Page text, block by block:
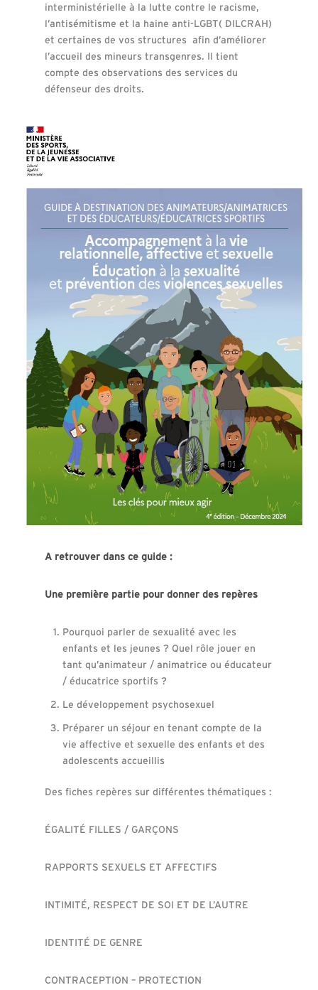
interministérielle à la lutte contre le racisme,
l’antisémitisme et la haine anti-LGBT( DILCRAH)
et certaines de vos structures afin d’améliorer
l’accueil des mineurs transgenres. Il tient
compte des observations des services du
défenseur des droits.
A retrouver dans ce guide :
Une première partie pour donner des repères
Pourquoi parler de sexualité avec les
enfants et les jeunes ? Quel rôle jouer en
tant qu’animateur / animatrice ou éducateur
/ éducatrice sportifs ?
Le développement psychosexuel
Préparer un séjour en tenant compte de la
vie affective et sexuelle des enfants et des
adolescents accueillis
Des fiches repères sur différentes thématiques :
ÉGALITÉ FILLES / GARÇONS
RAPPORTS SEXUELS ET AFFECTIFS
INTIMITÉ, RESPECT DE SOI ET DE L’AUTRE
IDENTITÉ DE GENRE
CONTRACEPTION – PROTECTION